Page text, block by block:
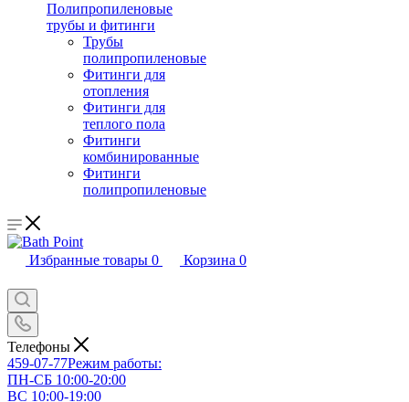
Полипропиленовые
трубы и фитинги
Трубы
полипропиленовые
Фитинги для
отопления
Фитинги для
теплого пола
Фитинги
комбинированные
Фитинги
полипропиленовые
Избранные товары 0 Корзина 0
Телефоны
459-07-77Режим работы:
ПН-СБ 10:00-20:00
ВС 10:00-19:00